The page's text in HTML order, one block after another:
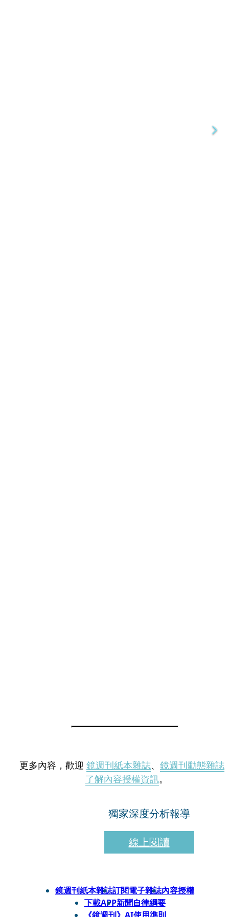
更多內容，歡迎 鏡週刊紙本雜誌、 鏡週刊動態雜誌
了解內容授權資訊。
獨家深度分析報導
線上閱讀
鏡週刊紙本雜誌訂閱電子雜誌內容授權
下載APP新聞自律綱要